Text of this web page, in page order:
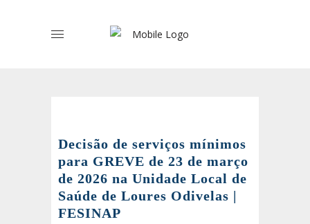
Decisão de serviços mínimos
para GREVE de 23 de março
de 2026 na Unidade Local de
Saúde de Loures Odivelas |
FESINAP